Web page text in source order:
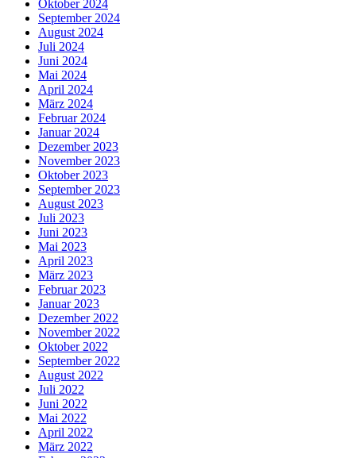
Oktober 2024
September 2024
August 2024
Juli 2024
Juni 2024
Mai 2024
April 2024
März 2024
Februar 2024
Januar 2024
Dezember 2023
November 2023
Oktober 2023
September 2023
August 2023
Juli 2023
Juni 2023
Mai 2023
April 2023
März 2023
Februar 2023
Januar 2023
Dezember 2022
November 2022
Oktober 2022
September 2022
August 2022
Juli 2022
Juni 2022
Mai 2022
April 2022
März 2022